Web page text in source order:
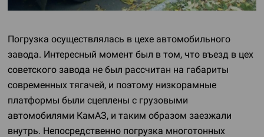
Погрузка осуществлялась в цехе автомобильного
завода. Интересный момент был в том, что въезд в цех
советского завода не был рассчитан на габариты
современных тягачей, и поэтому низкорамные
платформы были сцеплены с грузовыми
автомобилями КамАЗ, и таким образом заезжали
внутрь. Непосредственно погрузка многотонных